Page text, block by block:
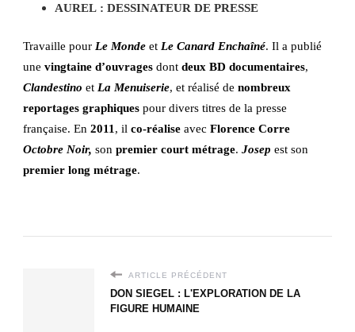
AUREL : DESSINATEUR DE PRESSE
Travaille pour Le Monde et Le Canard Enchaîné. Il a publié
une vingtaine d’ouvrages dont deux BD documentaires,
Clandestino et La Menuiserie, et réalisé de nombreux
reportages graphiques pour divers titres de la presse
française. En 2011 , il co-réalise avec Florence Corre
Octobre Noir, son premier court métrage. Josep est son
premier long métrage.
ARTICLE PRÉCÉDENT
DON SIEGEL : L'EXPLORATION DE LA
FIGURE HUMAINE